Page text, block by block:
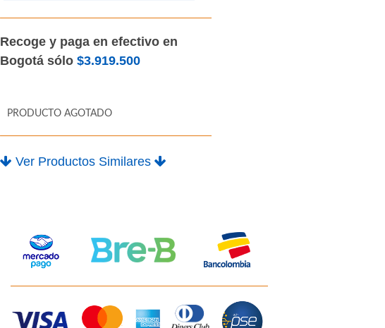
Recoge y paga en efectivo en
Bogotá sólo$3.919.500
PRODUCTO AGOTADO
Ver Productos Similares